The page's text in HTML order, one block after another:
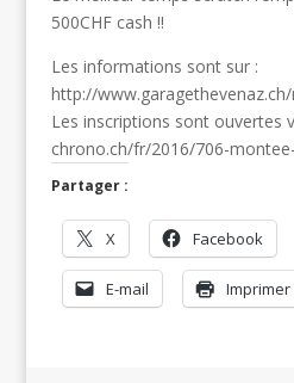
500CHF cash !!
Les informations sont sur :
http://
Les inscriptions sont ouvertes
chrono.ch/fr/2016/706-
Partager :
X Facebook
E-mail Imprimer